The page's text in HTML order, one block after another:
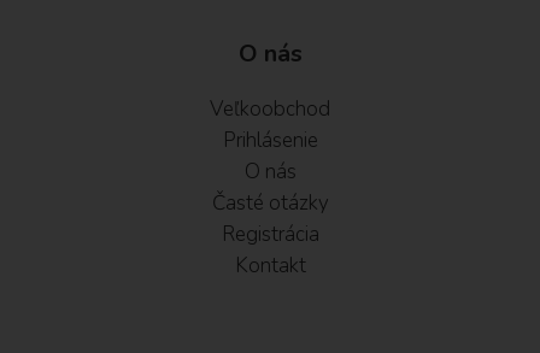
O nás
Veľkoobchod
Prihlásenie
O nás
Časté otázky
Registrácia
Kontakt